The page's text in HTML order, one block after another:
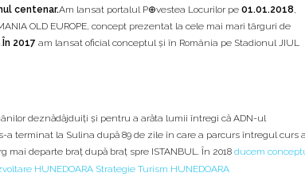
centenar.Am lansat portalul P⊕vestea Locurilor pe 01.01.2018,
OLD EUROPE, concept prezentat la cele mai mari târguri de
În 2017 am lansat oficial conceptul și în România pe Stadionul JIUL
deznădăjduiți și pentru a arăta lumii întregi că ADN-ul
terminat la Sulina după 89 de zile în care a parcurs întregul curs
mai departe braț după braț spre ISTANBUL. În 2018 ducem